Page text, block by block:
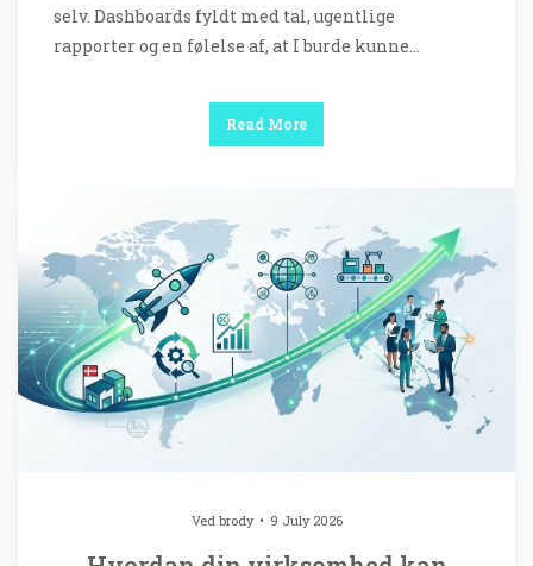
selv. Dashboards fyldt med tal, ugentlige
rapporter og en følelse af, at I burde kunne…
Read More
Ved brody 9 July 2026